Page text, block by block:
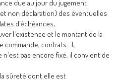
due au jour du jugement
non déclaration) des éventuelles
d’échéances,
l'existence et le montant de la
commande, contrats...),
n'est pas encore fixé, il convient de
sûreté dont elle est